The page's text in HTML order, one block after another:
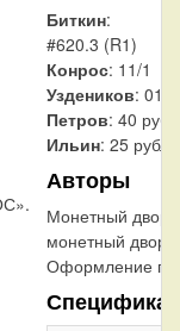
Биткин:
#620.3 (R1)
Конрос: 11/1
Уздеников:
Петров: 40
Ильин: 25
Авторы
Монетный двор:
монетный двор
Оформление